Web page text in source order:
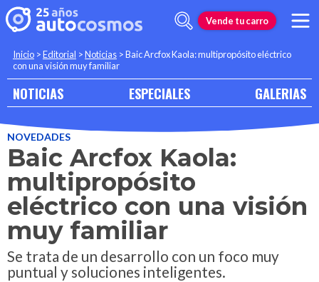
Vende tu carro
Inicio >Editorial >Noticias >Baic Arcfox Kaola: multipropósito eléctrico
con una visión muy familiar
NOTICIAS ESPECIALES GALERIAS
NOVEDADES
Baic Arcfox Kaola:
multipropósito
eléctrico con una visión
muy familiar
Se trata de un desarrollo con un foco muy
puntual y soluciones inteligentes.